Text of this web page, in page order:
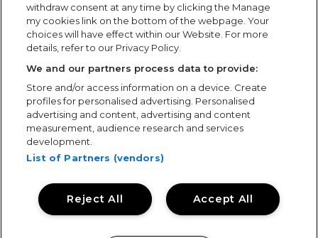
SEUS ARTISTAS FAVORITOS.
SUBSCREVA JÁ OS ALERTAS MEO
Aceito receber comunicações promocionais da MEO
Arena sobre eventos e atividades, através de correio
exercer o seu direito de oposição, consulte a
dados@aarena.pt.
Política de Privacidade
Arena Atlântico
Contactos
Mapa do Site
Com o apoio de
withdraw consent at any time by clicking the Manage
my cookies link on the bottom of the webpage. Your
choices will have effect within our Website. For more
details, refer to our Privacy Policy.
We and our partners process data to provide:
Store and/or access information on a device. Create
profiles for personalised advertising. Personalised
advertising and content, advertising and content
measurement, audience research and services
development.
List of Partners (vendors)
Accept All
Reject All